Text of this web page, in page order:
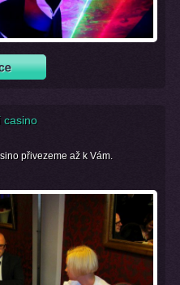
casino
přivezeme až k Vám.